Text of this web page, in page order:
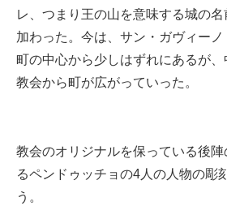
レ、つまり王の山を意味する城の
加わった。今は、サン・ガヴィー
町の中心から少しはずれにあるが
教会から町が広がっていった。
教会のオリジナルを保っている後陣
るペンドゥッチョの4人の人物の彫
う。